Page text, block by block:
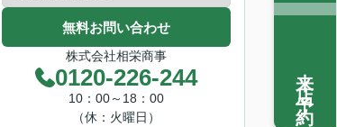
無料お問い合わせ
株式会社相栄商事
0120-226-244
10：00～18：00
（休：火曜日）
来店予約